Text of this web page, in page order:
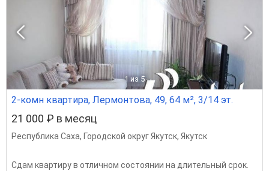
1 из 5
2-комн квартира, Лермонтова, 49, 64 м², 3/14 эт.
21 000 ₽ в месяц
Республика Саха, Городской округ Якутск, Якутск
Сдам квартиру в отличном состоянии на длительный срок.